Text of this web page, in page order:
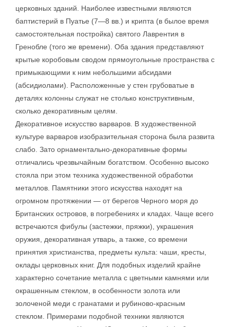
церковных зданий. Наиболее известными являются
баптистерий в Пуатье (7—8 вв.) и крипта (в былое время
самостоятельная постройка) святого Лаврентия в
Гренобле (того же времени). Оба здания представляют
крытые коробовым сводом прямоугольные пространства с
примыкающими к ним небольшими абсидами
(абсидиолами). Расположенные у стен грубоватые в
деталях колонны служат не столько конструктивным,
сколько декоративным целям.
Декоративное искусство варваров. В художественной
культуре варваров изобразительная сторона была развита
слабо. Зато орнаментально-декоративные формы
отличались чрезвычайным богатством. Особенно высоко
стояла при этом техника художественной обработки
металлов. Памятники этого искусства находят на
огромном протяжении — от берегов Черного моря до
Британских островов, в погребениях и кладах. Чаще всего
встречаются фибулы (застежки, пряжки), украшения
оружия, декоративная утварь, а также, со времени
принятия христианства, предметы культа: чаши, кресты,
оклады церковных книг. Для подобных изделий крайне
характерно сочетание металла с цветными камнями или
окрашенным стеклом, в особенности золота или
золоченой меди с гранатами и рубиново-красным
стеклом. Примерами подобной техники являются